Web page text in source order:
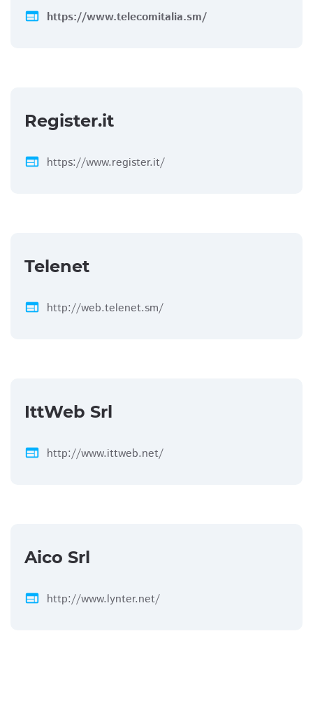
web https://www.telecomitalia.sm/
Register.it
web https://www.register.it/
Telenet
web http://web.telenet.sm/
IttWeb Srl
web http://www.ittweb.net/
Aico Srl
web http://www.lynter.net/